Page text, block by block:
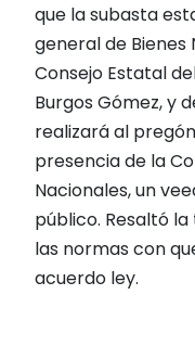
que la subasta
general de Bienes
Consejo Estatal
Burgos Gómez, y
realizará al
presencia de la
Nacionales, un
público. Resaltó
las normas con
acuerdo ley.